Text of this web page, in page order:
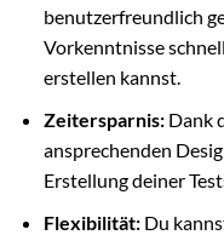
benutzerfreundlich
Vorkenntnisse
erstellen kannst.
Zeitersparnis:Dank
ansprechenden
Erstellung deiner
Flexibilität:Du